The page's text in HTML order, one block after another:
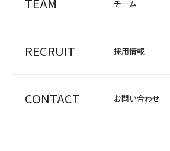
チーム
RECRUIT 採用情報
CONTACT お問い合わせ